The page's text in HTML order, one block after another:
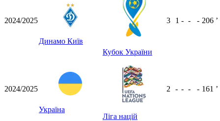
2024/2025
Динамо Київ
Кубок України
3 1 - - - 206 ʼ
2024/2025
Україна
Ліга націй
2 - - - - 161 ʼ